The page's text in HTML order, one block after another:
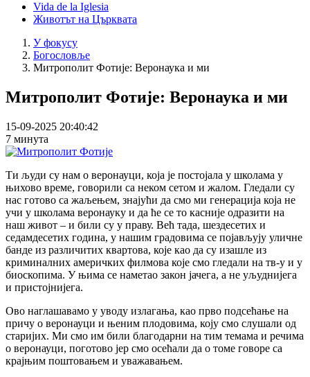
Vida de la Iglesia
Животът на Църквата
Breadcrumb
У фокусу
Богословље
Митрополит Фотије: Веронаука и ми
Митрополит Фотије: Веронаука и ми
15-09-2025 20:40:42
7 минута
Ти људи су нам о веронауци, која је постојала у школама у
њихово време, говорили са неком сетом и жалом. Гледали су
нас готово са жаљењем, знајући да смо ми генерација која не
учи у школама веронауку и да ће се то касније одразити на
наш живот – и били су у праву. Већ тада, шездесетих и
седамдесетих година, у нашим градовима се појављују уличне
банде из различитих квартова, које као да су изашле из
криминалних америчких филмова које смо гледали на тв-у и у
биоскопима. У њима се наметао закон јачега, а не уљуднијега
и пристојнијега.
Ово наглашавамо у уводу излагања, као прво подсећање на
причу о веронауци и њеним плодовима, коју смо слушали од
старијих. Ми смо им били благодарни на тим темама и речима
о веронауци, поготово јер смо осећали да о томе говоре са
крајњим поштовањем и уважавањем.